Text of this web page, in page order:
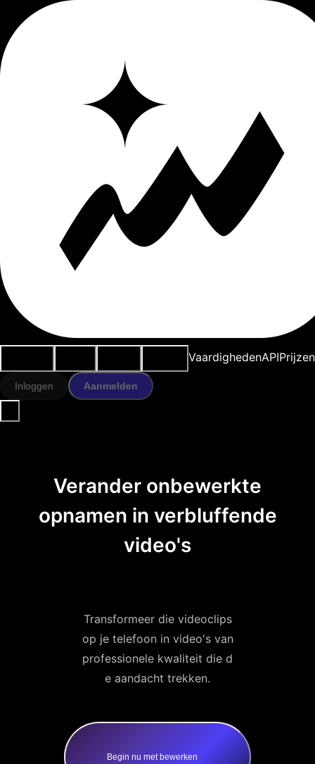
VaardighedenAPIPrijzen
Inloggen Aanmelden
Verander onbewerkte
opnamen in verbluffende
video's
Transformeer die videoclips
op je telefoon in video's van
professionele kwaliteit die d
e aandacht trekken.
Begin nu met bewerken